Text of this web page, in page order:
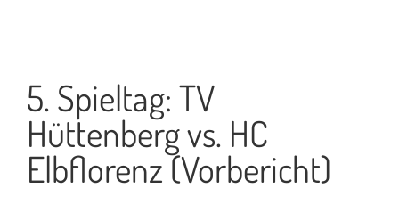
5. Spieltag: TV
Hüttenberg vs. HC
Elbflorenz (Vorbericht)